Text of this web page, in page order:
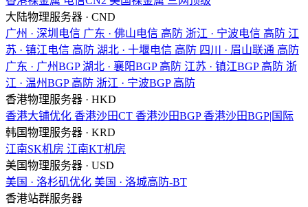
大陆物理服务器 · CND
广州 · 深圳电信 广东 · 佛山电信 高防 浙江 · 宁波电信 高防 江
苏 · 镇江电信 高防 湖北 · 十堰电信 高防 四川 · 眉山联通 高防
广东 · 广州BGP 湖北 · 襄阳BGP 高防 江苏 · 镇江BGP 高防 浙
江 · 温州BGP 高防 浙江 · 宁波BGP 高防
香港物理服务器 · HKD
香港大铺优化 香港沙田CT 香港沙田BGP 香港沙田BGP|国际
韩国物理服务器 · KRD
江南SK机房 江南KT机房
美国物理服务器 · USD
美国 · 洛杉矶优化 美国 · 洛城高防-BT
香港站群服务器